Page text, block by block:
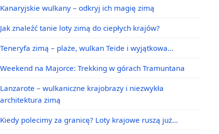
Kanaryjskie wulkany – odkryj ich magię zimą
Jak znaleźć tanie loty zimą do ciepłych krajów?
Teneryfa zimą – plaże, wulkan Teide i wyjątkowa…
Weekend na Majorce: Trekking w górach Tramuntana
Lanzarote – wulkaniczne krajobrazy i niezwykła
architektura zimą
Kiedy polecimy za granicę? Loty krajowe ruszą już…